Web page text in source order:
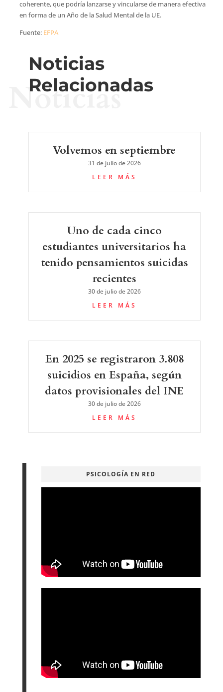
coherente, que podría lanzarse y vincularse de manera efectiva
en forma de un Año de la Salud Mental de la UE.
Fuente: EFPA
Noticias
Relacionadas
Noticias
Volvemos en septiembre
31 de julio de 2026
LEER MÁS
Uno de cada cinco
estudiantes universitarios ha
tenido pensamientos suicidas
recientes
30 de julio de 2026
LEER MÁS
En 2025 se registraron 3.808
suicidios en España, según
datos provisionales del INE
30 de julio de 2026
LEER MÁS
PSICOLOGÍA EN RED